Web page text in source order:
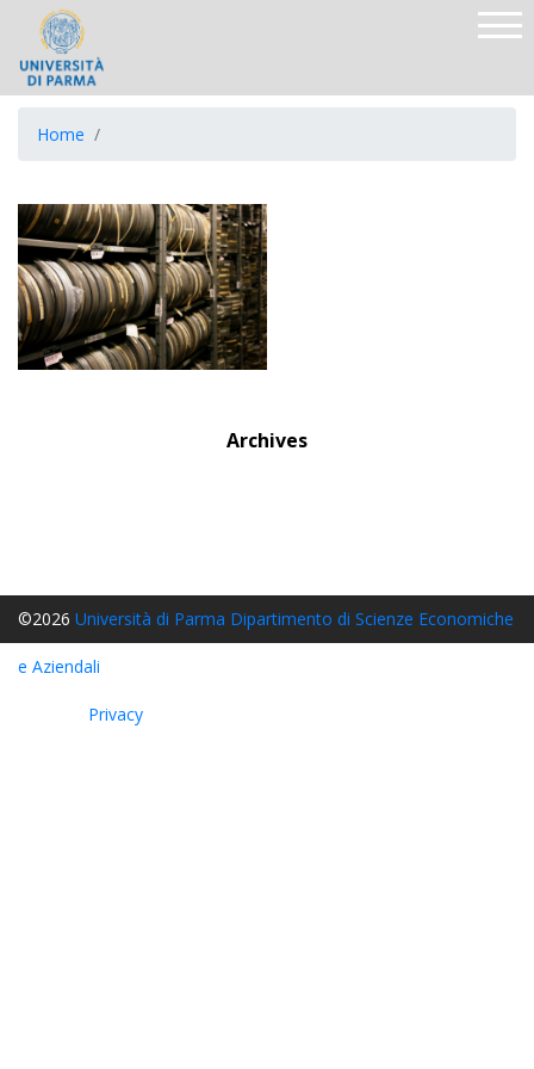
Home
Archives
©2026 Università di Parma Dipartimento di Scienze Economiche
e Aziendali
Privacy